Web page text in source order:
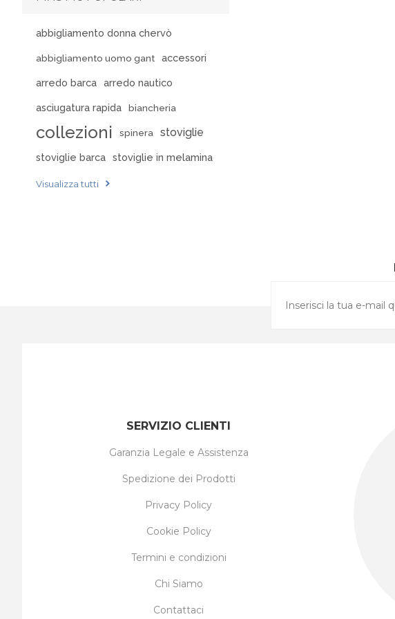
abbigliamento donna chervò
abbigliamento uomo gant accessori
arredo barca arredo nautico
asciugatura rapida biancheria
collezioni spinera stoviglie
stoviglie barca stoviglie in melamina
Visualizza tutti
SERVIZIO CLIENTI
Garanzia Legale e Assistenza
Spedizione dei Prodotti
Privacy Policy
Cookie Policy
Termini e condizioni
Chi Siamo
Contattaci